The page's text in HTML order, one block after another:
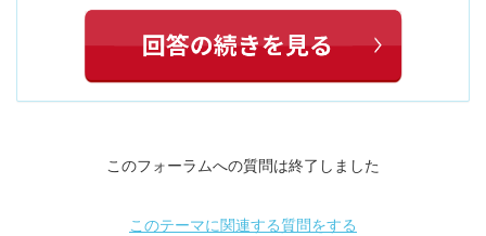
このフォーラムへの質問は終了しました
このテーマに関連する質問をする